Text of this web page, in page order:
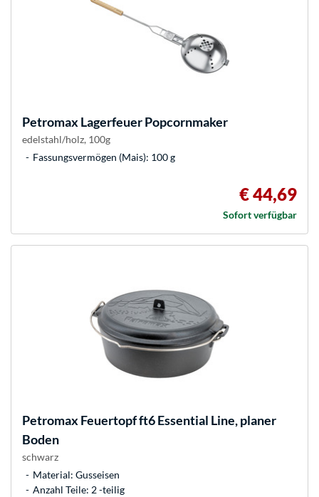
PetromaxLagerfeuer Popcornmaker
edelstahl/holz, 100g
Fassungsvermögen (Mais): 100 g
€ 44,69
Sofort verfügbar
PetromaxFeuertopf ft6 Essential Line, planer
Boden
schwarz
Material: Gusseisen
Anzahl Teile: 2 -teilig